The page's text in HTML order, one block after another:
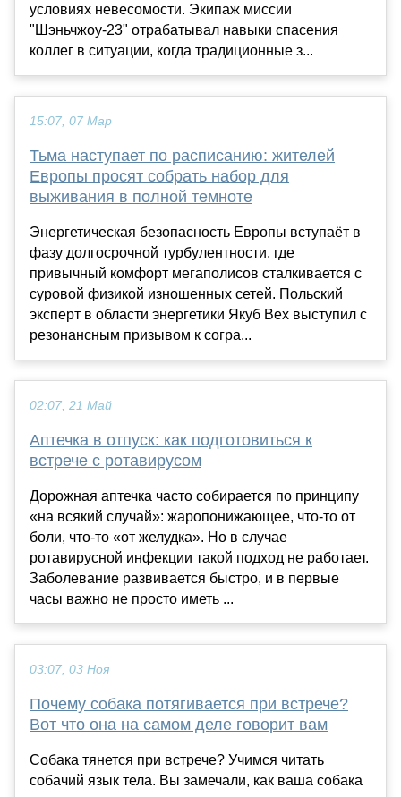
условиях невесомости. Экипаж миссии
"Шэньчжоу-23" отрабатывал навыки спасения
коллег в ситуации, когда традиционные з...
15:07, 07 Мар
Тьма наступает по расписанию: жителей
Европы просят собрать набор для
выживания в полной темноте
Энергетическая безопасность Европы вступаёт в
фазу долгосрочной турбулентности, где
привычный комфорт мегаполисов сталкивается с
суровой физикой изношенных сетей. Польский
эксперт в области энергетики Якуб Вех выступил с
резонансным призывом к согра...
02:07, 21 Май
Аптечка в отпуск: как подготовиться к
встрече с ротавирусом
Дорожная аптечка часто собирается по принципу
«на всякий случай»: жаропонижающее, что-то от
боли, что-то «от желудка». Но в случае
ротавирусной инфекции такой подход не работает.
Заболевание развивается быстро, и в первые
часы важно не просто иметь ...
03:07, 03 Ноя
Почему собака потягивается при встрече?
Вот что она на самом деле говорит вам
Собака тянется при встрече? Учимся читать
собачий язык тела. Вы замечали, как ваша собака